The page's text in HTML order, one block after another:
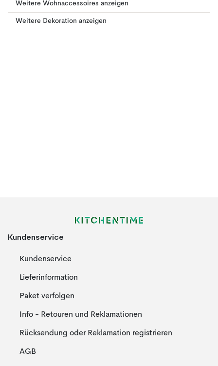
Weitere Wohnaccessoires anzeigen
Weitere Dekoration anzeigen
Kundenservice
Kundenservice
Lieferinformation
Paket verfolgen
Info - Retouren und Reklamationen
Rücksendung oder Reklamation registrieren
AGB